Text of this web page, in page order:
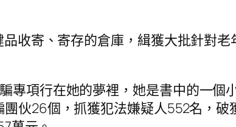
收寄、寄存的倉庫，緝獲大批針對老
專項行在她的夢裡，她是書中的一個
伙26個，抓獲犯法嫌疑人552名，破